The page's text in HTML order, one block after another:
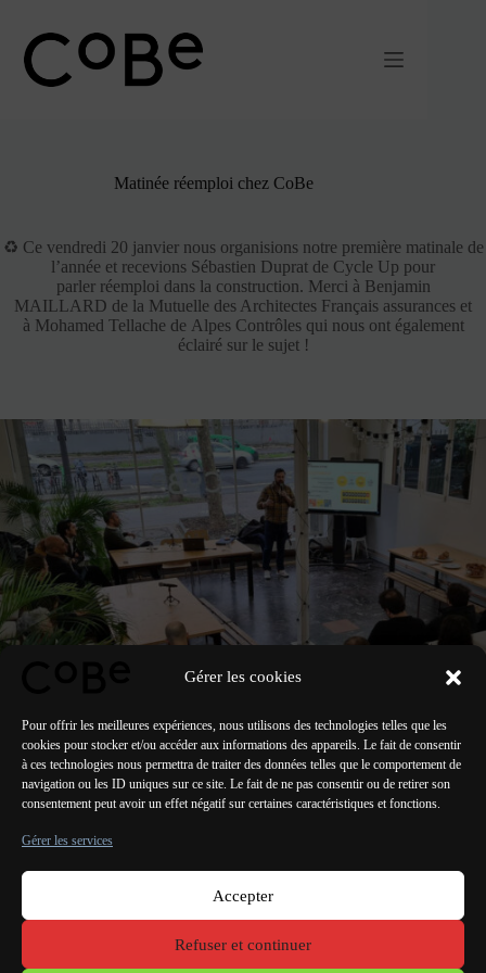
Gérer les cookies
Pour offrir les meilleures expériences, nous utilisons des technologies telles que les
cookies pour stocker et/ou accéder aux informations des appareils. Le fait de consentir
à ces technologies nous permettra de traiter des données telles que le comportement de
navigation ou les ID uniques sur ce site. Le fait de ne pas consentir ou de retirer son
consentement peut avoir un effet négatif sur certaines caractéristiques et fonctions.
Gérer les services
Accepter
Refuser et continuer
contenu
Matinée réemploi chez CoBe
♻ Ce vendredi 20 janvier nous organisions notre première matinale de
l’année et recevions Sébastien Duprat de Cycle Up pour
parler réemploi dans la construction. Merci à Benjamin
MAILLARD de la Mutuelle des Architectes Français assurances et
à Mohamed Tellache de Alpes Contrôles qui nous ont également
éclairé sur le sujet !
PRÉCÉDENT SUIVANT
Lorient Porto Lisbonne Valencia